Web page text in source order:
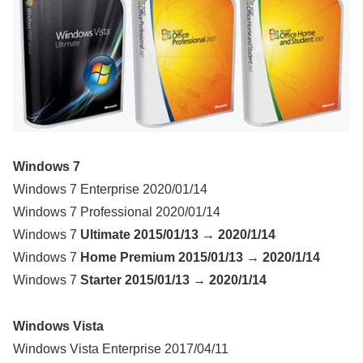
Windows 7
Windows 7 Enterprise 2020/01/14
Windows 7 Professional 2020/01/14
Windows 7 Ultimate 2015/01/13 → 2020/1/14
Windows 7 Home Premium 2015/01/13 → 2020/1/14
Windows 7 Starter 2015/01/13 → 2020/1/14
Windows Vista
Windows Vista Enterprise 2017/04/11